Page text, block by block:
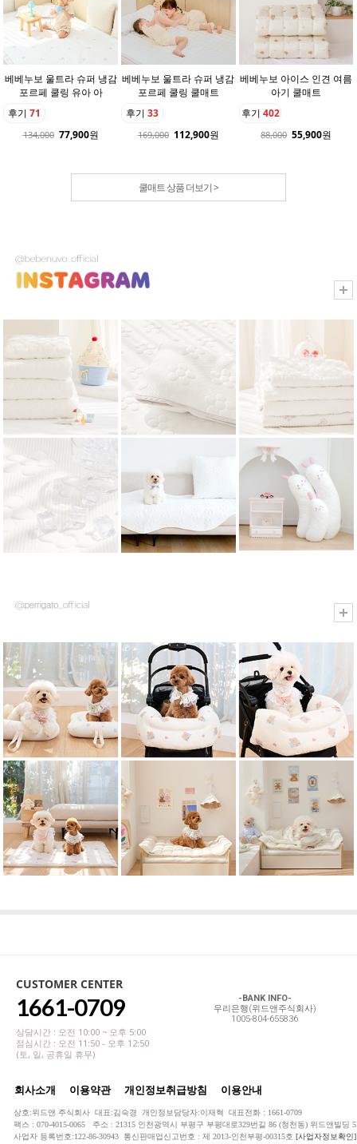
베베누보 울트라 슈퍼 냉감
포르페 쿨링 유아 아
후기71
134,000 77,900원
베베누보 울트라 슈퍼 냉감
포르페 쿨링 쿨매트
후기33
169,000 112,900원
베베누보 아이스 인견 여름
아기 쿨매트
후기 402
88,000 55,900원
쿨매트 상품 더보기 >
CUSTOMER CENTER
1661-0709
상담시간 : 오전 10:00 ~ 오후 5:00
점심시간 : 오전 11:50 - 오후 12:50
(토, 일, 공휴일 휴무)
-BANK INFO-
우리은행(위드앤주식회사)
1005-804-655836
회사소개 이용약관 개인정보취급방침 이용안내
상호:위드앤 주식회사 대표:김숙경 개인정보담당자:이재혁 대표전화 : 1661-0709
팩스 : 070-4015-0065 주소 : 21315 인천광역시 부평구 부평대로329번길 86 (청천동) 위드앤빌딩
사업자 등록번호:122-86-30943 통신판매업신고번호 : 제 2013-인천부평-00315호 [사업자정보확인]